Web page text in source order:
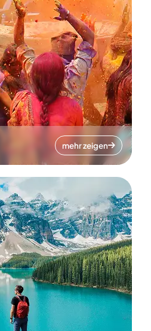
mehr zeigen